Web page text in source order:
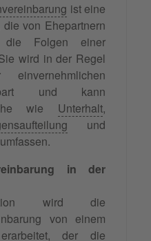
ist eine
von Ehepartnern
Folgen einer
wird in der Regel
und kann
wie Unterhalt,
und
in der
wird die
von einem
der die